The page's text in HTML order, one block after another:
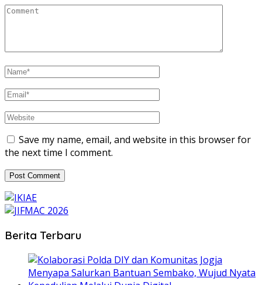
Save my name, email, and website in this browser for
the next time I comment.
Berita Terbaru